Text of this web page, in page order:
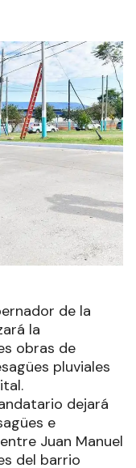
de la
la
obras de
pluviales
dejará
e
Juan Manuel
del barrio